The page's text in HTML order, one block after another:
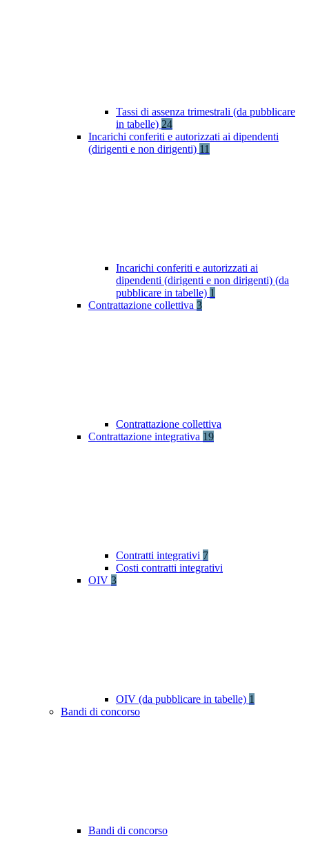
Tassi di assenza trimestrali (da pubblicare
in tabelle) 24
Incarichi conferiti e autorizzati ai dipendenti
(dirigenti e non dirigenti) 11
Incarichi conferiti e autorizzati ai
dipendenti (dirigenti e non dirigenti) (da
pubblicare in tabelle) 1
Contrattazione collettiva 3
Contrattazione collettiva
Contrattazione integrativa 19
Contratti integrativi 7
Costi contratti integrativi
OIV 3
OIV (da pubblicare in tabelle) 1
Bandi di concorso
Bandi di concorso